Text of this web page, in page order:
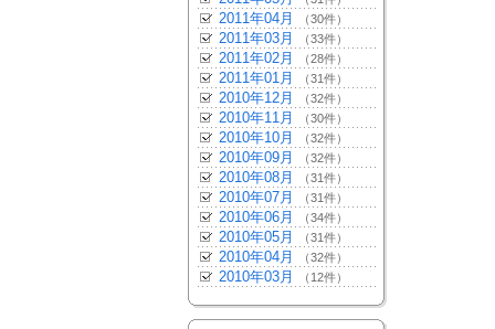
2011年04月 （30件）
2011年03月 （33件）
2011年02月 （28件）
2011年01月 （31件）
2010年12月 （32件）
2010年11月 （30件）
2010年10月 （32件）
2010年09月 （32件）
2010年08月 （31件）
2010年07月 （31件）
2010年06月 （34件）
2010年05月 （31件）
2010年04月 （32件）
2010年03月 （12件）